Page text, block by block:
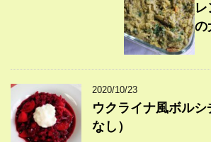
レ
の
2020/10/23
ウクライナ風ボル
なし）